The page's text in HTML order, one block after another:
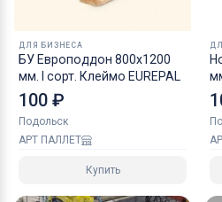
ДЛЯ БИЗНЕСА
БУ Европоддон 800х1200
мм. I сорт. Клеймо EUREPAL
100 ₽
Подольск
АРТ ПАЛЛЕТ
Купить